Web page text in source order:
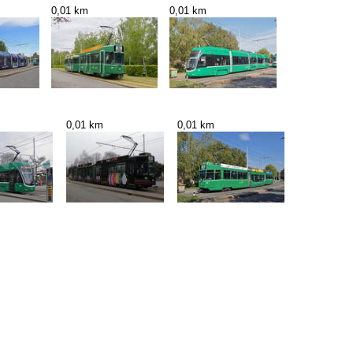
0,01 km 0,01 km
0,01 km 0,01 km